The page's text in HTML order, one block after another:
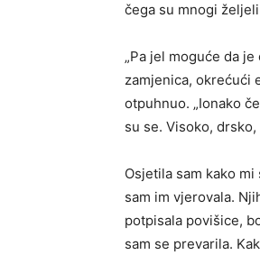
čega su mnogi
„Pa jel moguće da
zamjenica, okrećući
otpuhnuo. „Ionako
su se. Visoko,
Osjetila sam kako
sam im vjerovala.
potpisala povišice,
sam se prevarila.